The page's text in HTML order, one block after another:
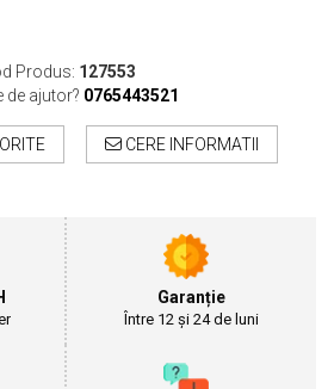
Produs: 127553
de ajutor? 0765443521
CERE INFORMATII
Garanție
Între 12 și 24 de luni